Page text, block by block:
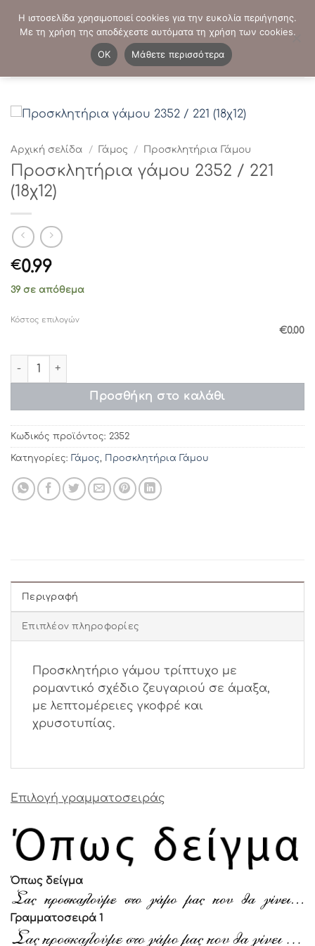
στο
ΤΗΛΕΦΩΝΙΚΕΣ ΠΑΡΑΓΓΕΛΙΕΣ: - 2103821941
Αρχική σελίδα / Γάμος / Προσκλητήρια Γάμου
Προσκλητήρια γάμου 2352 / 221
(18χ12)
€0.99
39 σε απόθεμα
Κόστος επιλογών
€0.00
Προσκλητήρια γάμου 2352 / 221 (18χ12) ποσότητα
Προσθήκη στο καλάθι
Κωδικός προϊόντος: 2352
Κατηγορίες: Γάμος, Προσκλητήρια Γάμου
Περιγραφή
Επιπλέον πληροφορίες
Προσκλητήριο γάμου τρίπτυχο με
ρομαντικό σχέδιο ζευγαριού σε άμαξα,
με λεπτομέρειες γκοφρέ και
χρυσοτυπίας.
Επιλογή γραμματοσειράς
Όπως δείγμα
Γραμματοσειρά 1
Η ιστοσελίδα χρησιμοποιεί cookies για την ευκολία περιήγησης.
Με τη χρήση της αποδέχεστε αυτόματα τη χρήση των cookies.
OK
Μάθετε περισσότερα